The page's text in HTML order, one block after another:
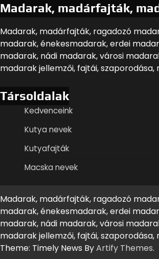
Madarak, madárfajták,
Madarak, madárfajták, ragadozó
madarak, énekesmadarak, erdei
madarak, nádi madarak, városi
madarak jellemzői, fajtái, szaporodása,
Társoldalak
Kedvenceink
Kutya nevek
Kutyafajták
Macska nevek
Madarak, madárfajták, ragadozó
madarak, énekesmadarak, erdei
madarak, nádi madarak, városi
madarak jellemzői, fajtái, szaporodása,
Theme: Timely News ByArtify Themes.